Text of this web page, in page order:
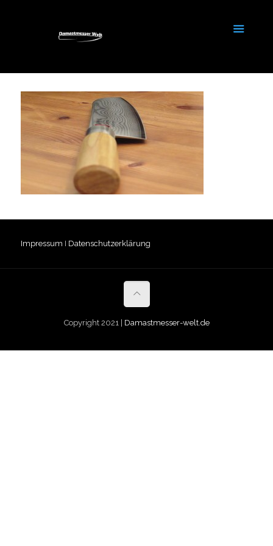
Impressum I Datenschutzerklärung
Copyright 2021 | Damastmesser-welt.de